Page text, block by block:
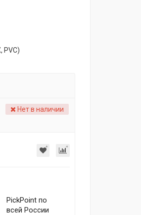
PVC)
Нет в наличии
PickPoint по
всей России